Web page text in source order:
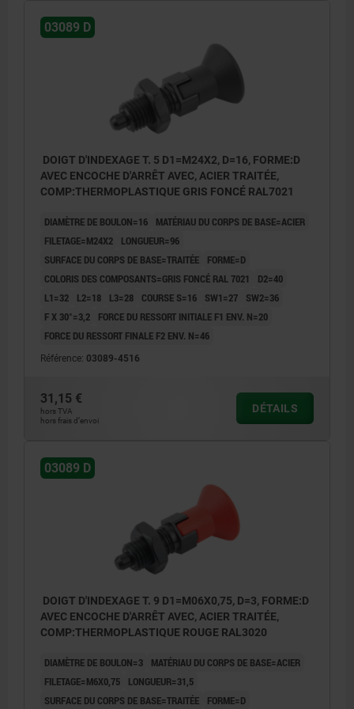
03089 D
DOIGT D'INDEXAGE T. 5 D1=M24X2, D=16, FORME:D
AVEC ENCOCHE D'ARRÊT AVEC, ACIER TRAITÉE,
COMP:THERMOPLASTIQUE GRIS FONCÉ RAL7021
DIAMÈTRE DE BOULON=16
MATÉRIAU DU CORPS DE BASE=ACIER
FILETAGE=M24X2
LONGUEUR=96
SURFACE DU CORPS DE BASE=TRAITÉE
FORME=D
COLORIS DES COMPOSANTS=GRIS FONCÉ RAL 7021
D2=40
L1=32
L2=18 L3=28 COURSE S=16 SW1=27
SW2=36
F X 30°=3,2
FORCE DU RESSORT INITIALE F1 ENV. N=20
FORCE DU RESSORT FINALE F2 ENV. N=46
Référence: 03089-4516
31,15 €
hors TVA
hors frais d’envoi
DÉTAILS
03089 D
DOIGT D'INDEXAGE T. 9 D1=M06X0,75, D=3, FORME:D
AVEC ENCOCHE D'ARRÊT AVEC, ACIER TRAITÉE,
COMP:THERMOPLASTIQUE ROUGE RAL3020
DIAMÈTRE DE BOULON=3
MATÉRIAU DU CORPS DE BASE=ACIER
FILETAGE=M6X0,75
LONGUEUR=31,5
SURFACE DU CORPS DE BASE=TRAITÉE
FORME=D